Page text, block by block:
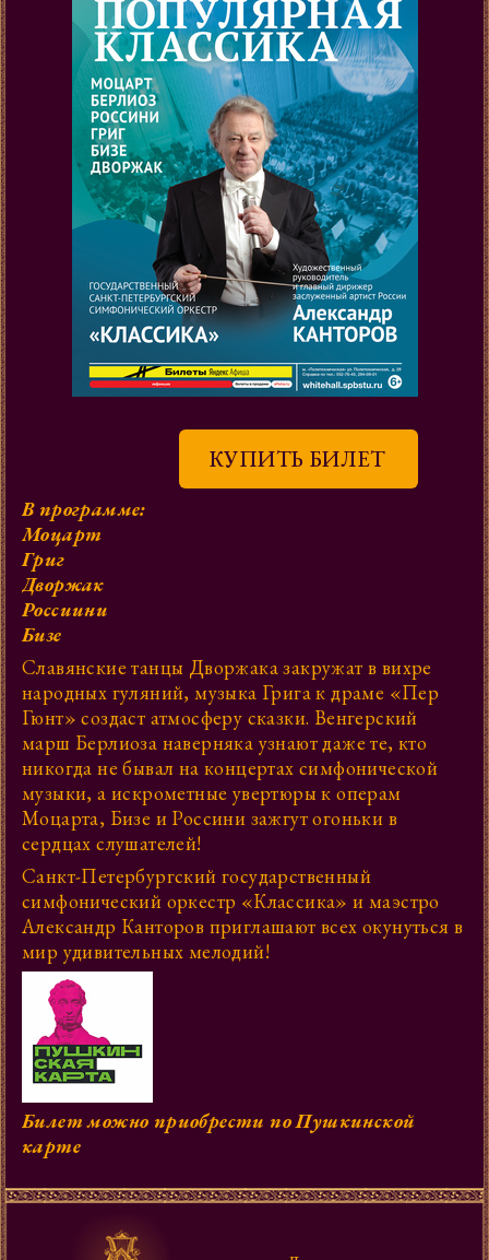
КУПИТЬ БИЛЕТ
В программе:
Моцарт
Григ
Дворжак
Россиини
Бизе
Славянские танцы Дворжака закружат в вихре
народных гуляний, музыка Грига к драме «Пер
Гюнт» создаст атмосферу сказки. Венгерский
марш Берлиоза наверняка узнают даже те, кто
никогда не бывал на концертах симфонической
музыки, а искрометные увертюры к операм
Моцарта, Бизе и Россини зажгут огоньки в
сердцах слушателей!
Санкт-Петербургский государственный
симфонический оркестр «Классика» и маэстро
Александр Канторов приглашают всех окунуться в
мир удивительных мелодий!
Билет можно приобрести по Пушкинской
карте